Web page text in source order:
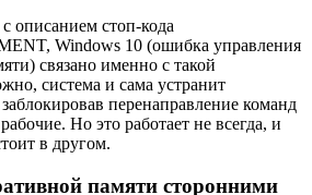
описанием стоп-кода
Windows 10 (ошибка управления
связано именно с такой
система и сама устранит
перенаправление команд
Но это работает не всегда, и
в другом.
памяти сторонними